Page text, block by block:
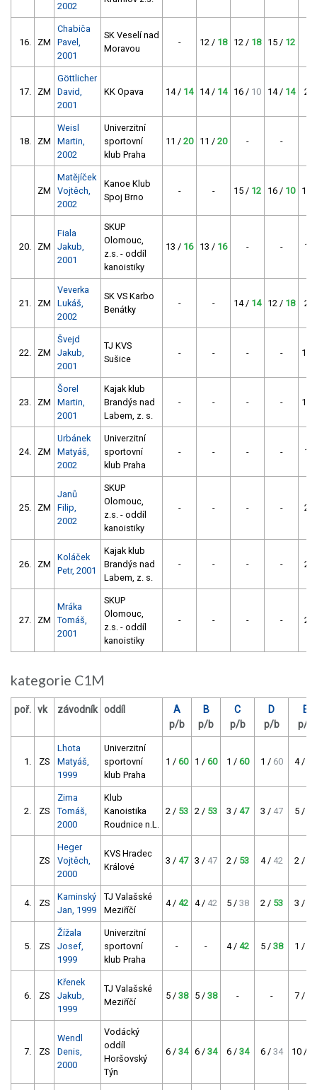
2002
16. ZM
Chabiča
Pavel,
2001
SK Veselí nad
Moravou
- 12 / 18 12 / 18 15 / 12
17. ZM
Göttlicher
David,
2001
KK Opava 14 / 14 14 / 14 16 / 10 14 / 14
18. ZM
Weisl
Martin,
2002
Univerzitní
sportovní
klub Praha
11 / 20 11 / 20 - -
ZM
Matějíček
Vojtěch,
2002
Kanoe Klub
Spoj Brno
- - 15 / 12 16 / 10 12
20. ZM
Fiala
Jakub,
2001
SKUP
Olomouc,
z.s. - oddíl
kanoistiky
13 / 16 13 / 16 - -
21. ZM
Veverka
Lukáš,
2002
SK VS Karbo
Benátky
- - 14 / 14 12 / 18
22. ZM
Švejd
Jakub,
2001
TJ KVS
Sušice
- - - - 10
23. ZM
Šorel
Martin,
2001
Kajak klub
Brandýs nad
Labem, z. s.
- - - - 16
24. ZM
Urbánek
Matyáš,
2002
Univerzitní
sportovní
klub Praha
- - - -
25. ZM
Janů
Filip,
2002
SKUP
Olomouc,
z.s. - oddíl
kanoistiky
- - - -
26. ZM
Koláček
Petr, 2001
Kajak klub
Brandýs nad
Labem, z. s.
- - - -
27. ZM
Mráka
Tomáš,
2001
SKUP
Olomouc,
z.s. - oddíl
kanoistiky
- - - -
kategorie C1M
poř. vk závodník oddíl
A
p/b
B
p/b
C
p/b
D
p/b
E
p/b
1. ZS
Lhota
Matyáš,
1999
Univerzitní
sportovní
klub Praha
1 / 60 1 / 60 1 / 60 1 / 60 4 /
2. ZS
Zima
Tomáš,
2000
Klub
Kanoistika
Roudnice n.L.
2 / 53 2 / 53 3 / 47 3 / 47 5 /
ZS
Heger
Vojtěch,
2000
KVS Hradec
Králové
3 / 47 3 / 47 2 / 53 4 / 42 2 /
4. ZS
Kaminský
Jan, 1999
TJ Valašské
Meziříčí
4 / 42 4 / 42 5 / 38 2 / 53 3 /
5. ZS
Žížala
Josef,
1999
Univerzitní
sportovní
klub Praha
- - 4 / 42 5 / 38 1 /
6. ZS
Křenek
Jakub,
1999
TJ Valašské
Meziříčí
5 / 38 5 / 38 - - 7 /
7. ZS
Wendl
Denis,
2000
Vodácký
oddíl
Horšovský
Týn
6 / 34 6 / 34 6 / 34 6 / 34 10 /